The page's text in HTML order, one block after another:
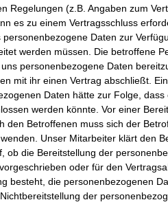
Regelungen (z.B. Angaben zum
es zu einem Vertragsschluss
personenbezogene Daten zur
werden müssen. Die betroffene
personenbezogene Daten
mit ihr einen Vertrag abschließt.
Daten hätte zur Folge,
werden könnte. Vor einer
den Betroffenen muss sich der
Unser Mitarbeiter klärt den
ob die Bereitstellung der
oder für den
besteht, die personenbezogenen
der